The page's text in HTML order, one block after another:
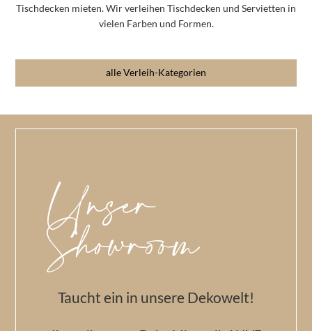
Tischdecken mieten. Wir verleihen Tischdecken und Servietten in
vielen Farben und Formen.
alle Verleih-Kategorien
Unser
Showroom
Taucht ein in unsere Dekowelt!